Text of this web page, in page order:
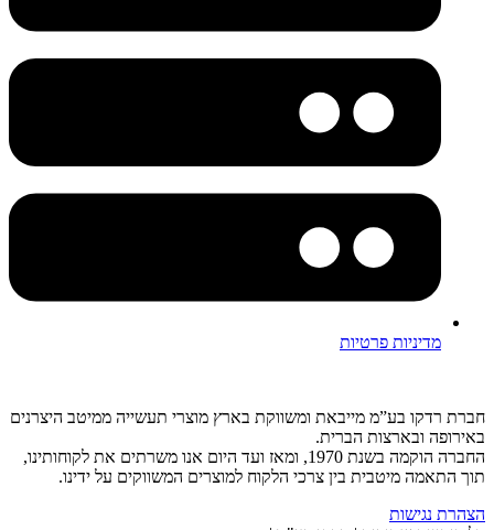
מדיניות פרטיות
רדקו בע”מ מייבאת ומשווקת בארץ מוצרי תעשייה ממיטב היצרנים
ובארצות הברית.
החברה הוקמה בשנת 1970, ומאז ועד היום אנו משרתים את לקוחותינו,
התאמה מיטבית בין צרכי הלקוח למוצרים המשווקים על ידינו.
נגישות